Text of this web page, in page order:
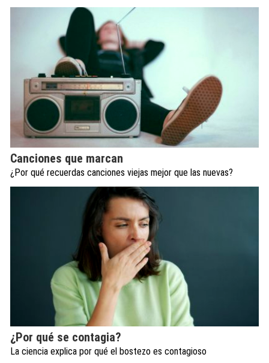
Canciones que marcan
¿Por qué recuerdas canciones viejas mejor que las nuevas?
¿Por qué se contagia?
La ciencia explica por qué el bostezo es contagioso